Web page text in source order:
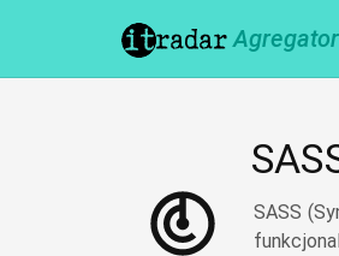
SASS